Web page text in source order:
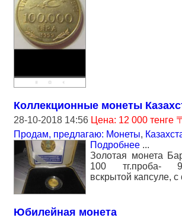
Коллекционные монеты
28-10-2018 14:56 Цена: 12 000 тенге
Продам, предлагаю: Монеты,
Подробнее ...
Золотая монета
100 тг.проба-
вскрытой капсуле,
Юбилейная монета